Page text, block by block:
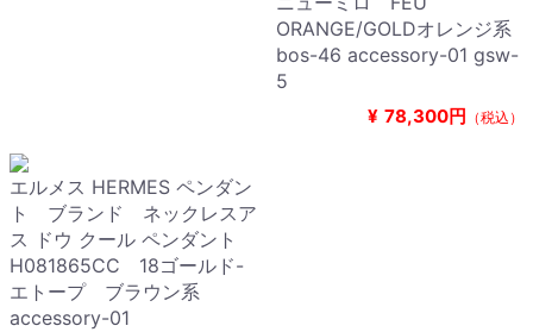
ORANGE/GOLDオレンジ系
bos-46 accessory-01 gsw-
5
¥ 78,300円 （税込）
エルメス HERMES ペンダン
ト ブランド ネックレスア
ス ドウ クール ペンダント
H081865CC 18ゴールド-
エトープ ブラウン系
accessory-01